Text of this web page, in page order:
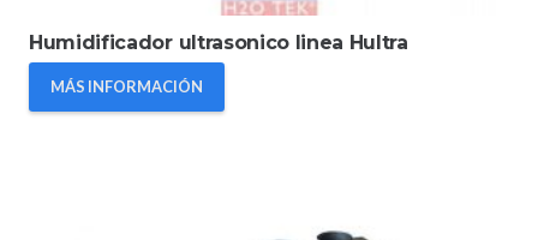
Humidificador ultrasonico linea Hultra
MÁS INFORMACIÓN